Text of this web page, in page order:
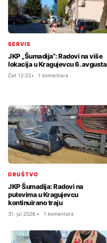
SERVIS
JKP „Šumadija“: Radovi na više
lokacija u Kragujevcu 6. avgusta
Čet 12:22 1 komentara
DRUŠTVO
JKP Šumadija: Radovi na
putevima u Kragujevcu
kontinuirano traju
31. jul 2026. 1 komentara